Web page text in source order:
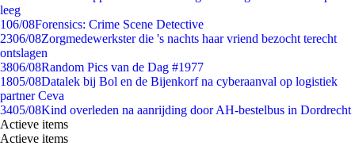
leeg
106/08Forensics: Crime Scene Detective
2306/08Zorgmedewerkster die 's nachts haar vriend bezocht terecht
ontslagen
3806/08Random Pics van de Dag #1977
1805/08Datalek bij Bol en de Bijenkorf na cyberaanval op logistiek
partner Ceva
3405/08Kind overleden na aanrijding door AH-bestelbus in Dordrecht
Actieve items
Actieve items